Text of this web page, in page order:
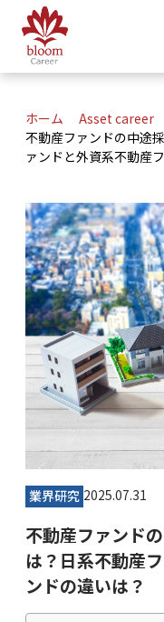
ホーム Asset career
不動産ファンドの中途
ァンドと外資系不動産
業界研究 2025.07.31
不動産ファンド
は？日系不動産
ンドの違いは？